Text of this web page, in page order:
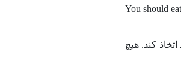
You should
کند. هیچ